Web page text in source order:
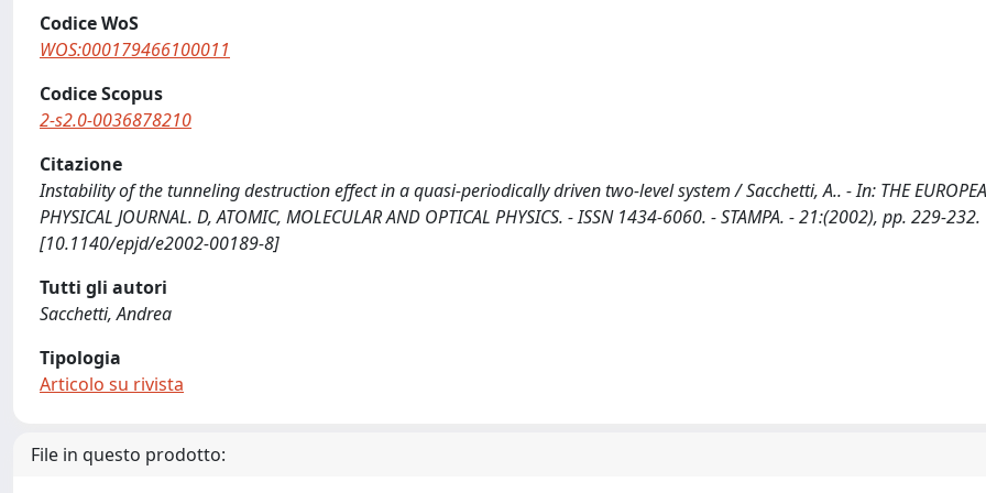
Codice WoS
WOS:000179466100011
Codice Scopus
2-s2.0-0036878210
Citazione
Instability of the tunneling destruction effect in a quasi-periodically driven two-level system / Sacchetti, A.. - In: THE
PHYSICAL JOURNAL. D, ATOMIC, MOLECULAR AND OPTICAL PHYSICS. - ISSN 1434-6060. - STAMPA. - 21:(2002), pp. 229-232.
[10.1140/epjd/e2002-00189-8]
Tutti gli autori
Sacchetti, Andrea
Tipologia
Articolo su rivista
File in questo prodotto: